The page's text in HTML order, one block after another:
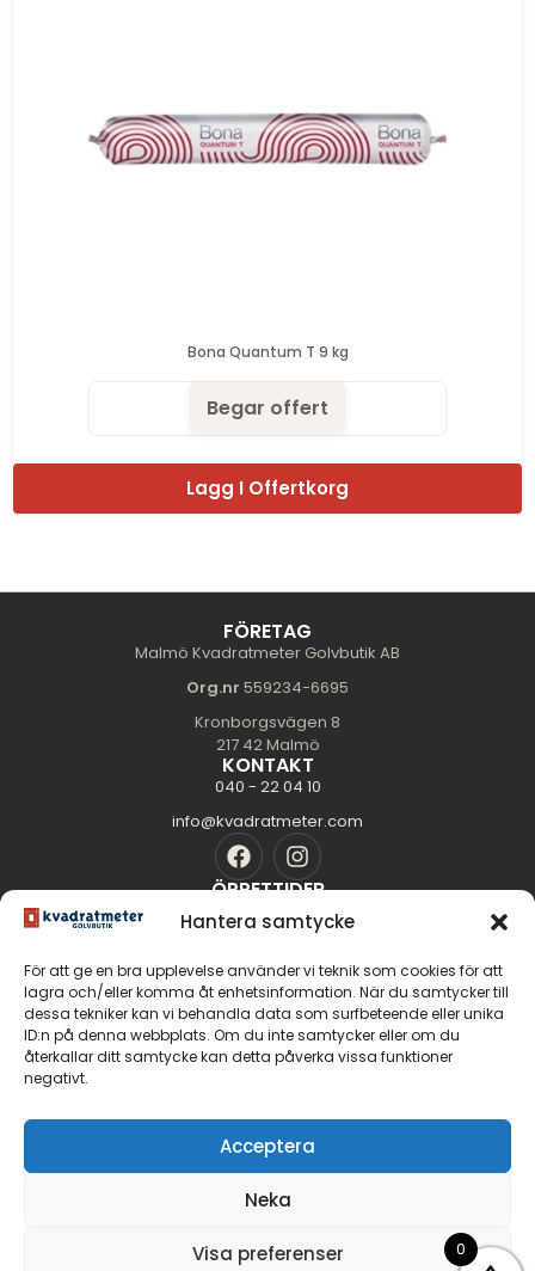
Hantera samtycke
För att ge en bra upplevelse använder vi teknik som cookies för att
lagra och/eller komma åt enhetsinformation. När du samtycker till
dessa tekniker kan vi behandla data som surfbeteende eller unika
ID:n på denna webbplats. Om du inte samtycker eller om du
återkallar ditt samtycke kan detta påverka vissa funktioner
negativt.
Acceptera
Neka
Visa preferenser
Bona Quantum T 9 kg
Begar offert
Lagg I Offertkorg
FÖRETAG
Malmö Kvadratmeter Golvbutik AB
Org.nr 559234-6695
Kronborgsvägen 8
217 42 Malmö
KONTAKT
040 - 22 04 10
info@kvadratmeter.com
ÖPPETTIDER
Mån-Tors: 10.00 - 18.00
Lördag: 11.00 - 14.00
Söndag: Stängt
SIDOR
Golvguiden
Kontakt
GOLV
Parkettgolv
0